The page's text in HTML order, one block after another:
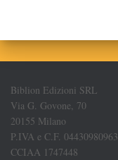
Biblion Edizioni SRL
Via G. Govone, 70
20155 Milano
P.IVA e C.F. 04430980963
CCIAA 1747448